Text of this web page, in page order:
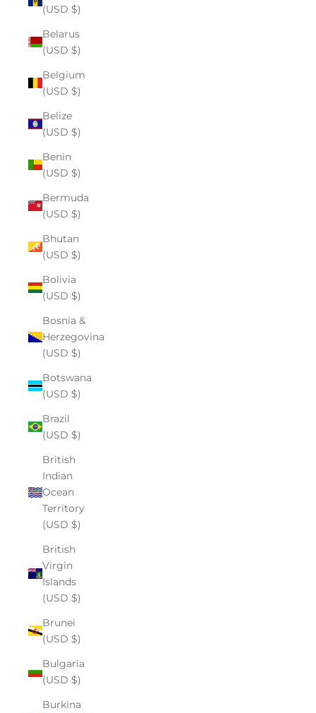
(USD $)
Belarus
(USD $)
Belgium
(USD $)
Belize
(USD $)
Benin
(USD $)
Bermuda
(USD $)
Bhutan
(USD $)
Bolivia
(USD $)
Bosnia &
Herzegovina
(USD $)
Botswana
(USD $)
Brazil
(USD $)
British
Indian
Ocean
Territory
(USD $)
British
Virgin
Islands
(USD $)
Brunei
(USD $)
Bulgaria
(USD $)
Burkina